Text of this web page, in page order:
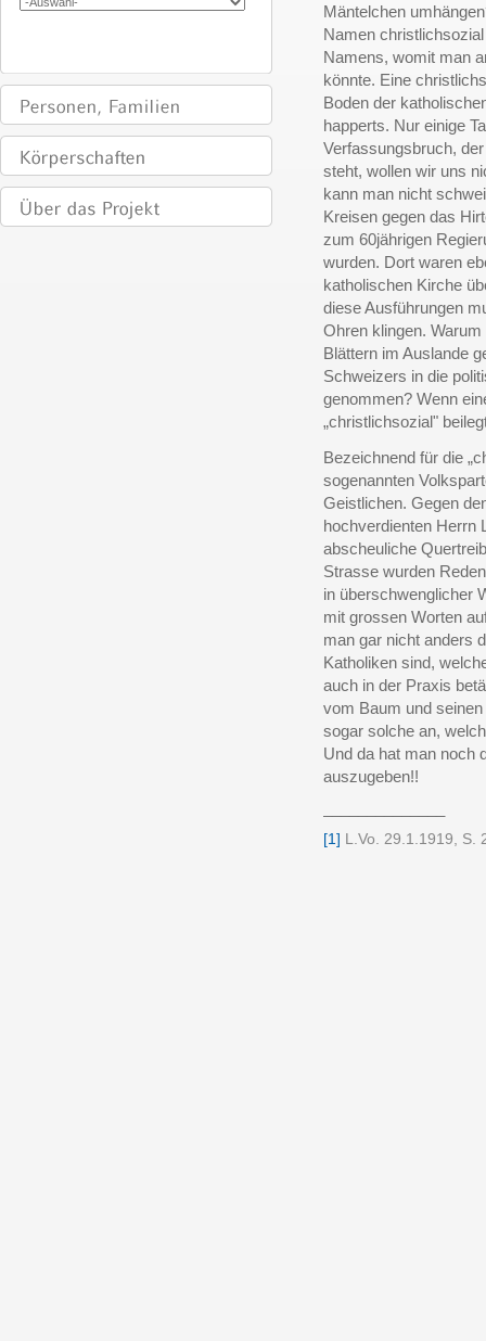
Mäntelchen
Namen
Namens, womit man
könnte. Eine
Boden der
happerts. Nur einige
Verfassungsbruch,
steht, wollen wir uns
kann man nicht
Kreisen gegen das
zum 60jährigen
wurden. Dort waren
katholischen Kirche
diese Ausführungen
Ohren klingen.
Blättern im Auslande
Schweizers in die
genommen? Wenn
„christlichsozial"
Bezeichnend für die
sogenannten
Geistlichen. Gegen
hochverdienten Herrn
abscheuliche
Strasse wurden
in überschwenglicher
mit grossen Worten
man gar nicht anders
Katholiken sind,
auch in der Praxis
vom Baum und
sogar solche an,
Und da hat man noch
auszugeben!!
[1] L.Vo. 29.1.1919, S.